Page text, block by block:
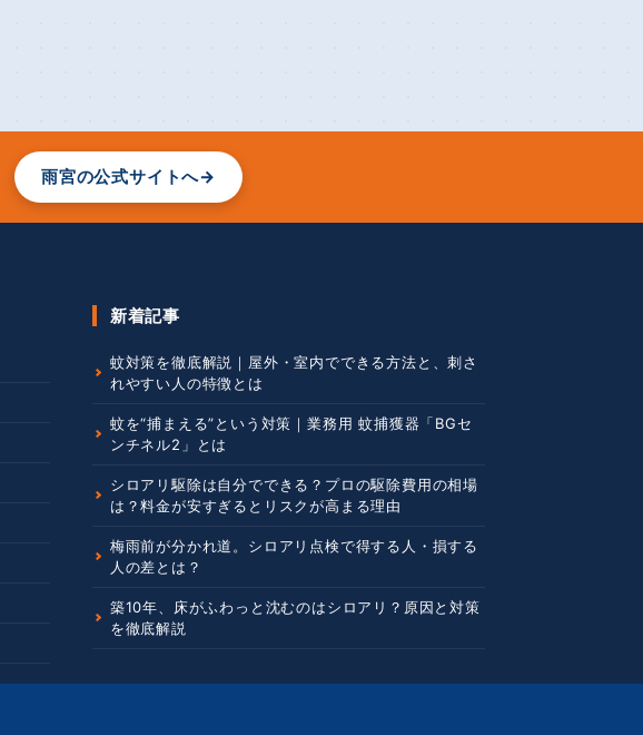
雨宮の公式サイトへ→
新着記事
蚊対策を徹底解説｜屋外・室内でできる方法と、刺さ
れやすい人の特徴とは
蚊を“捕まえる”という対策｜業務用 蚊捕獲器「BGセ
ンチネル2」とは
シロアリ駆除は自分でできる？プロの駆除費用の相場
は？料金が安すぎるとリスクが高まる理由
梅雨前が分かれ道。シロアリ点検で得する人・損する
人の差とは？
築10年、床がふわっと沈むのはシロアリ？原因と対策
を徹底解説